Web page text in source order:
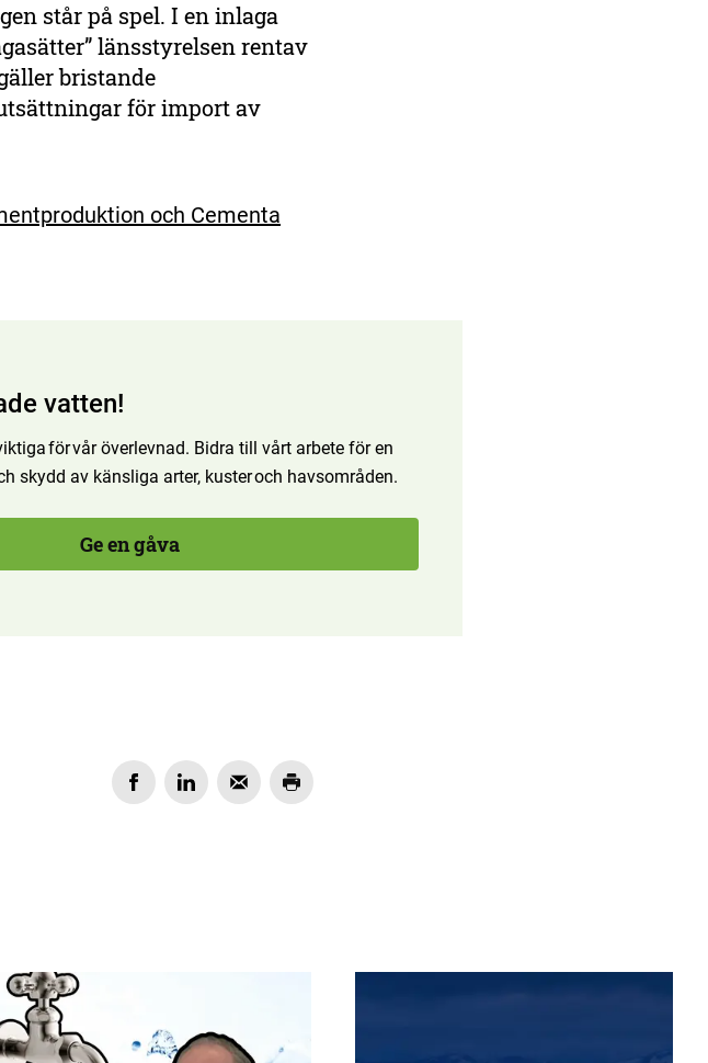
står på spel. I en inlaga
länsstyrelsen rentav
bristande
för import av
och Cementa
vatten!
för vår överlevnad. Bidra till vårt arbete för en
skydd av känsliga arter, kuster och havsområden.
Ge en gåva